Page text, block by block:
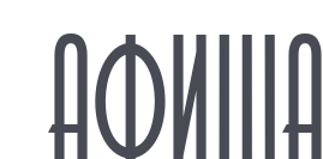
АФИША